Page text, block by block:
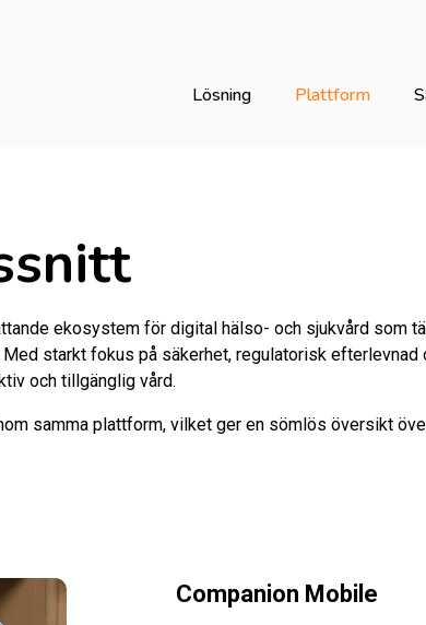
Lösning Plattform
ekosystem för digital hälso- och sjukvård som
starkt fokus på säkerhet, regulatorisk
och tillgänglig vård.
samma plattform, vilket ger en sömlös översikt
Companion Mobile